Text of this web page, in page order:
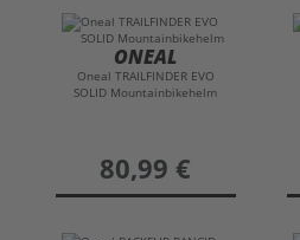
ONEAL
Oneal TRAILFINDER EVO
SOLID Mountainbikehelm
preis
80,99 €